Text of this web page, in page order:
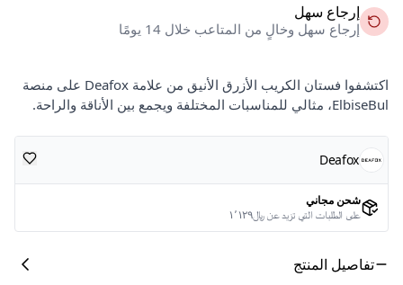
إرجاع سهل
إرجاع سهل وخالٍ من المتاعب خلال 14 يومًا
اكتشفوا فستان الكريب الأزرق الأنيق من علامة Deafox على منصة
ElbiseBul، مثالي للمناسبات المختلفة ويجمع بين الأناقة والراحة.
Deafox
شحن مجاني
على الطلبات التي تزيد عن ﷼١٬١٢٩
تفاصيل المنتج